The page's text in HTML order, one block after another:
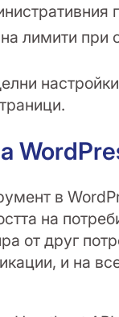
лимити при
в
на
от друг
и на